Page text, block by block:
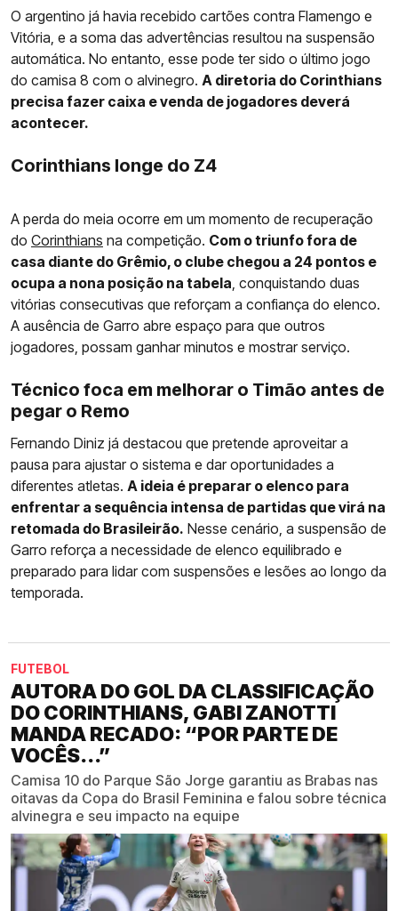
O argentino já havia recebido cartões contra Flamengo e
Vitória, e a soma das advertências resultou na suspensão
automática. No entanto, esse pode ter sido o último jogo
do camisa 8 com o alvinegro. A diretoria do Corinthians
precisa fazer caixa e venda de jogadores deverá
acontecer.
Corinthians longe do Z4
A perda do meia ocorre em um momento de recuperação
do Corinthians na competição. Com o triunfo fora de
casa diante do Grêmio, o clube chegou a 24 pontos e
ocupa a nona posição na tabela, conquistando duas
vitórias consecutivas que reforçam a confiança do elenco.
A ausência de Garro abre espaço para que outros
jogadores, possam ganhar minutos e mostrar serviço.
Técnico foca em melhorar o Timão antes de
pegar o Remo
Fernando Diniz já destacou que pretende aproveitar a
pausa para ajustar o sistema e dar oportunidades a
diferentes atletas. A ideia é preparar o elenco para
enfrentar a sequência intensa de partidas que virá na
retomada do Brasileirão. Nesse cenário, a suspensão de
Garro reforça a necessidade de elenco equilibrado e
preparado para lidar com suspensões e lesões ao longo da
temporada.
FUTEBOL
AUTORA DO GOL DA CLASSIFICAÇÃO
DO CORINTHIANS, GABI ZANOTTI
MANDA RECADO: “POR PARTE DE
VOCÊS...”
Camisa 10 do Parque São Jorge garantiu as Brabas nas
oitavas da Copa do Brasil Feminina e falou sobre técnica
alvinegra e seu impacto na equipe